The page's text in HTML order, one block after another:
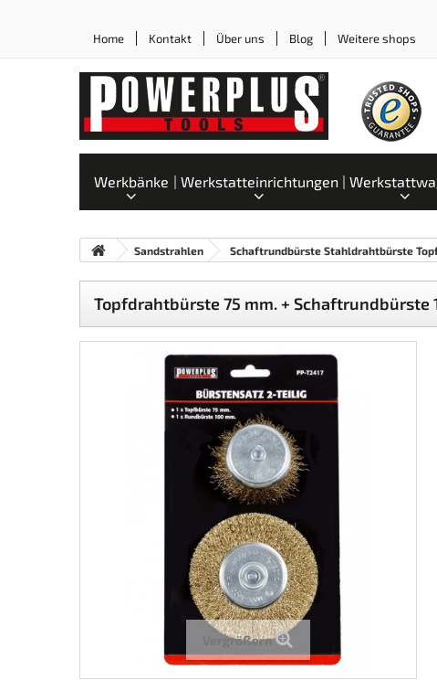
Home Kontakt Über uns Blog Weitere shops
Werkbänke Werkstatteinrichtungen
Sandstrahlen Schaftrundbürste Stahldrahtbürste
Topfdrahtbürste 75 mm. + Schaftrundbürste
Vergrößern